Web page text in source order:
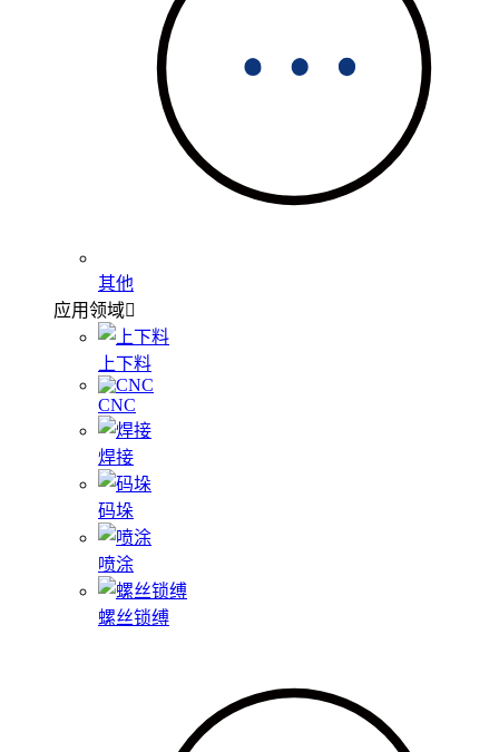
其他
应用领域
上下料
CNC
焊接
码垛
喷涂
螺丝锁缚